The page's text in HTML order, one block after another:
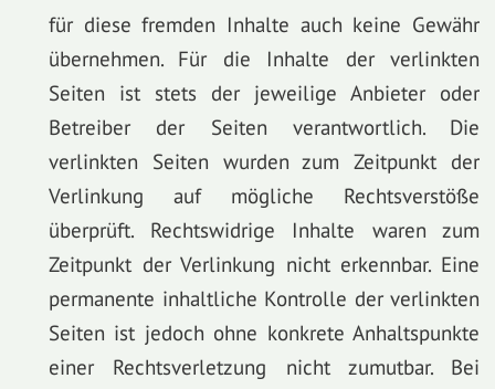
für diese fremden Inhalte auch keine Gewähr
übernehmen. Für die Inhalte der verlinkten
Seiten ist stets der jeweilige Anbieter oder
Betreiber der Seiten verantwortlich. Die
verlinkten Seiten wurden zum Zeitpunkt der
Verlinkung auf mögliche Rechtsverstöße
überprüft. Rechtswidrige Inhalte waren zum
Zeitpunkt der Verlinkung nicht erkennbar. Eine
permanente inhaltliche Kontrolle der verlinkten
Seiten ist jedoch ohne konkrete Anhaltspunkte
einer Rechtsverletzung nicht zumutbar. Bei